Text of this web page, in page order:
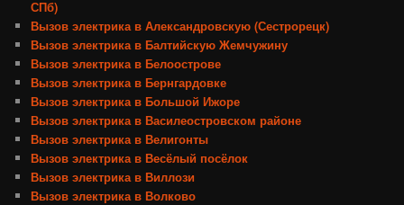
СПб)
Вызов электрика в Александровскую (Сестрорецк)
Вызов электрика в Балтийскую Жемчужину
Вызов электрика в Белоострове
Вызов электрика в Бернгардовке
Вызов электрика в Большой Ижоре
Вызов электрика в Василеостровском районе
Вызов электрика в Велигонты
Вызов электрика в Весёлый посёлок
Вызов электрика в Виллози
Вызов электрика в Волково